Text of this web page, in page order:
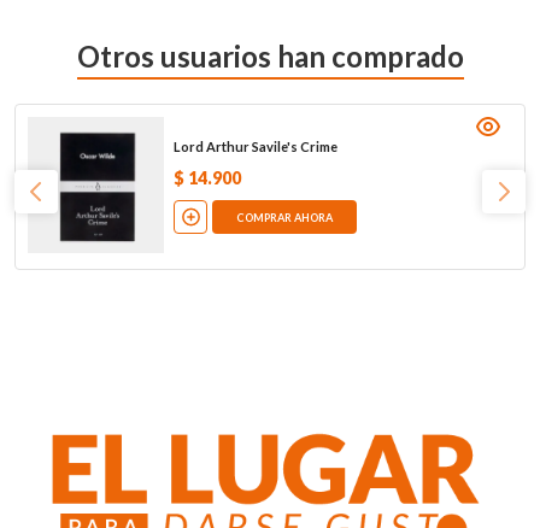
Otros usuarios han comprado
Lord Arthur Savile's Crime
$ 14.900
COMPRAR AHORA